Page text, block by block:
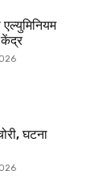
केंद्र
घटना